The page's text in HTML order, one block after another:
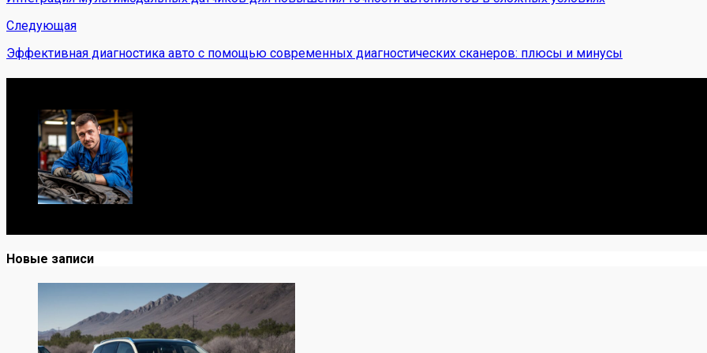
Следующая
Эффективная диагностика авто с помощью современных диагностических сканеров: плюсы и минусы
Новые записи